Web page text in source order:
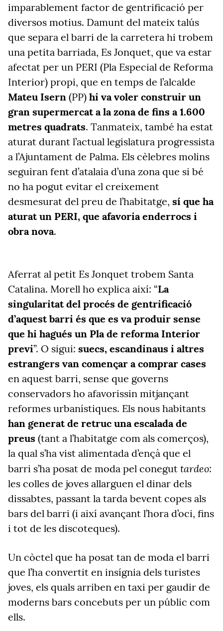
imparablement factor de gentrificació per
diversos motius. Damunt del mateix talús
que separa el barri de la carretera hi trobem
una petita barriada, Es Jonquet, que va estar
afectat per un PERI (Pla Especial de Reforma
Interior) propi, que en temps de l’alcalde
Mateu Isern (PP) hi va voler construir un
gran supermercat a la zona de fins a 1.600
metres quadrats. Tanmateix, també ha estat
aturat durant l’actual legislatura progressista
a l’Ajuntament de Palma. Els cèlebres molins
seguiran fent d’atalaia d’una zona que si bé
no ha pogut evitar el creixement
desmesurat del preu de l’habitatge, sí que ha
aturat un PERI, que afavoria enderrocs i
obra nova.
Aferrat al petit Es Jonquet trobem Santa
Catalina. Morell ho explica així: “La
singularitat del procés de gentrificació
d’aquest barri és que es va produir sense
que hi hagués un Pla de reforma Interior
previ”. O sigui: suecs, escandinaus i altres
estrangers van començar a comprar cases
en aquest barri, sense que governs
conservadors ho afavorissin mitjançant
reformes urbanístiques. Els nous habitants
han generat de retruc una escalada de
preus (tant a l’habitatge com als comerços),
la qual s’ha vist alimentada d’ençà que el
barri s’ha posat de moda pel conegut tardeo:
les colles de joves allarguen el dinar dels
dissabtes, passant la tarda bevent copes als
bars del barri (i així avançant l’hora d’oci, fins
i tot de les discoteques).
Un còctel que ha posat tan de moda el barri
que l’ha convertit en insígnia dels turistes
joves, els quals arriben en taxi per gaudir de
moderns bars concebuts per un públic com
ells.